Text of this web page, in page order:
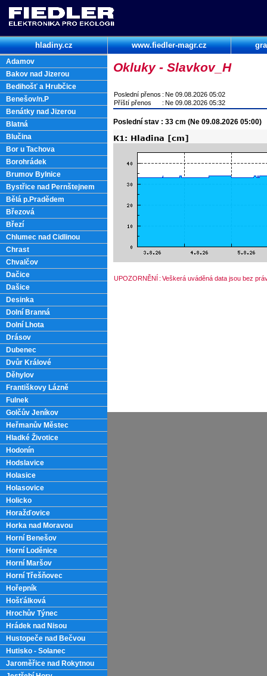
hladiny.cz www.fiedler-magr.cz
Adamov
Bakov nad Jizerou
Bedihošť a Hrubčice
Benešov/n.P
Benátky nad Jizerou
Blatná
Blučina
Bor u Tachova
Borohrádek
Brumov Bylnice
Bystřice nad Pernštejnem
Bělá p.Pradědem
Březová
Březí
Chlumec nad Cidlinou
Chrast
Chvalčov
Dačice
Dašice
Desinka
Dolní Branná
Dolní Lhota
Drásov
Dubenec
Dvůr Králové
Děhylov
Františkovy Lázně
Fulnek
Golčův Jeníkov
Heřmanův Městec
Hladké Životice
Hodonín
Hodslavice
Holasice
Holasovice
Holicko
Horažďovice
Horka nad Moravou
Horní Benešov
Horní Loděnice
Horní Maršov
Horní Třešňovec
Hořepník
Hošťálková
Hrochův Týnec
Hrádek nad Nisou
Hustopeče nad Bečvou
Hutisko - Solanec
Jaroměřice nad Rokytnou
Okluky - Slavkov_H
Poslední přenos : Ne 09.08.2026 05:02
Příští přenos
: Ne 09.08.2026 05:32
Poslední stav : 33 cm (Ne 09.08.2026 05:00)
UPOZORNĚNÍ : Veškerá uváděná data jsou bez